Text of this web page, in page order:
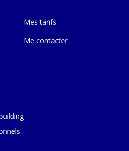
Mes tarifs
Me contacter